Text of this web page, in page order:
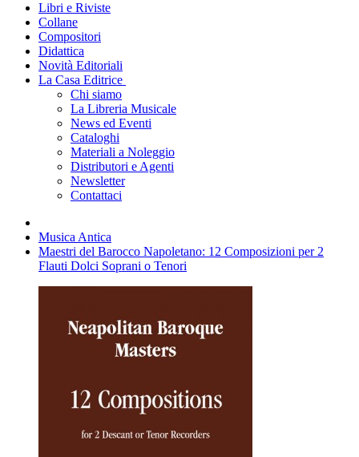
Libri e Riviste
Collane
Compositori
Didattica
Novità Editoriali
La Casa Editrice
Chi siamo
La Libreria Musicale
News ed Eventi
Cataloghi
Materiali a Noleggio
Distributori e Agenti
Newsletter
Contattaci
Musica Antica
Maestri del Barocco Napoletano: 12 Composizioni per 2
Flauti Dolci Soprani o Tenori